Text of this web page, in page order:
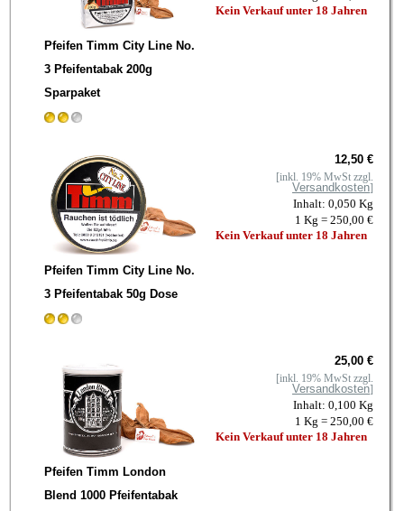
Pfeifen Timm City Line No.
3 Pfeifentabak 200g
Sparpaket
Kein Verkauf unter 18 Jahren
Pfeifen Timm City Line No.
3 Pfeifentabak 50g Dose
12,50 €
[inkl. 19% MwSt zzgl.
Versandkosten]
Inhalt: 0,050 Kg
1 Kg = 250,00 €
Kein Verkauf unter 18 Jahren
Pfeifen Timm London
Blend 1000 Pfeifentabak
25,00 €
[inkl. 19% MwSt zzgl.
Versandkosten]
Inhalt: 0,100 Kg
1 Kg = 250,00 €
Kein Verkauf unter 18 Jahren